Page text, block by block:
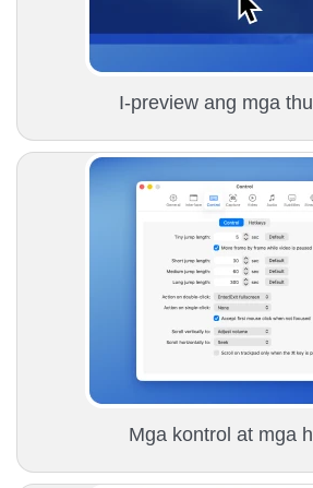
I-preview ang mga
Mga kontrol at mga